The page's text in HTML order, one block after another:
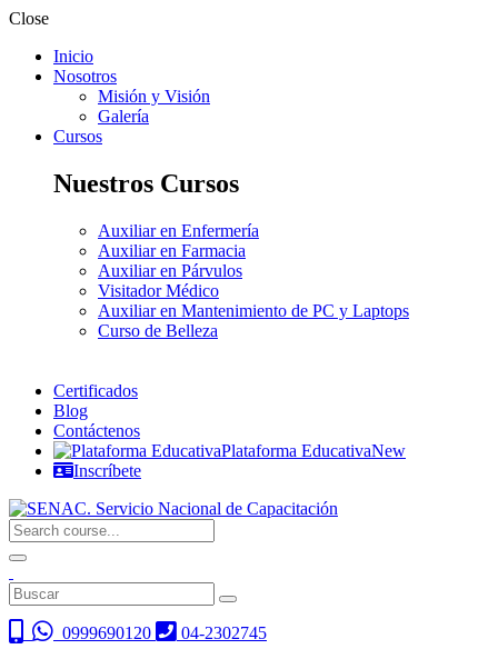
Close
Inicio
Nosotros
Misión y Visión
Galería
Cursos
Nuestros Cursos
Auxiliar en Enfermería
Auxiliar en Farmacia
Auxiliar en Párvulos
Visitador Médico
Auxiliar en Mantenimiento de PC y Laptops
Curso de Belleza
Certificados
Blog
Contáctenos
Plataforma EducativaNew
Inscríbete
0999690120
04-2302745